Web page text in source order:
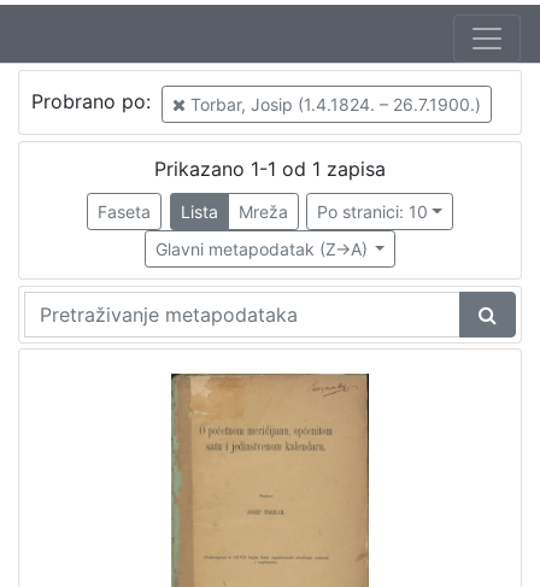
Probrano po: Torbar, Josip (1.4.1824. – 26.7.1900.)
Prikazano 1-1 od 1 zapisa
Faseta Lista Mreža
Po stranici: 10
Glavni metapodatak (Z->A)